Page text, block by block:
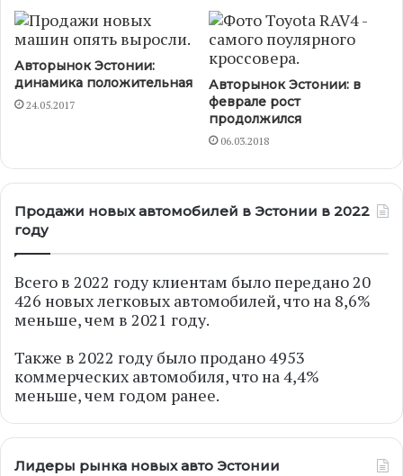
Авторынок Эстонии:
динамика положительная
24.05.2017
Авторынок Эстонии: в
феврале рост
продолжился
06.03.2018
Продажи новых автомобилей в Эстонии в 2022
году
Всего в 2022 году клиентам было передано 20
426 новых легковых автомобилей, что на 8,6%
меньше, чем в 2021 году.
Также в 2022 году было продано 4953
коммерческих автомобиля, что на 4,4%
меньше, чем годом ранее.
Лидеры рынка новых авто Эстонии